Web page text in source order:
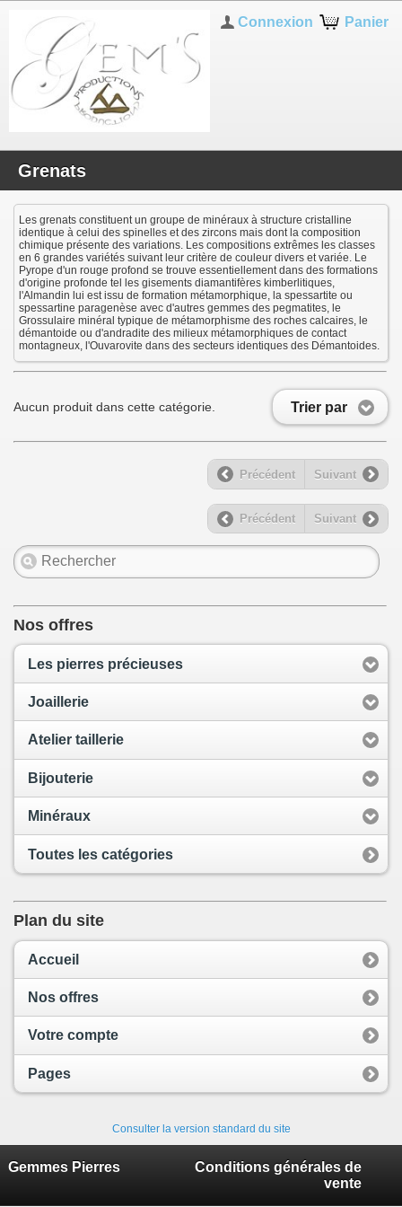
Panier
Connexion
Grenats
Les grenats constituent un groupe de minéraux à structure cristalline
identique à celui des spinelles et des zircons mais dont la composition
chimique présente des variations. Les compositions extrêmes les classes
en 6 grandes variétés suivant leur critère de couleur divers et variée. Le
Pyrope d'un rouge profond se trouve essentiellement dans des formations
d'origine profonde tel les gisements diamantifères kimberlitiques,
l'Almandin lui est issu de formation métamorphique, la spessartite ou
spessartine paragenèse avec d'autres gemmes des pegmatites, le
Grossulaire minéral typique de métamorphisme des roches calcaires, le
démantoide ou d'andradite des milieux métamorphiques de contact
montagneux, l'Ouvarovite dans des secteurs identiques des Démantoides.
Trier par
Aucun produit dans cette catégorie.
Précédent Suivant
Précédent Suivant
Nos offres
Les pierres précieuses
Joaillerie
Atelier taillerie
Bijouterie
Minéraux
Toutes les catégories
Plan du site
Accueil
Nos offres
Votre compte
Pages
Consulter la version standard du site
Gemmes Pierres
Conditions générales de
vente